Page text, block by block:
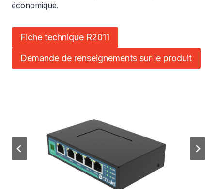
économique.
Fiche technique R2011
Demande de renseignements sur le produit